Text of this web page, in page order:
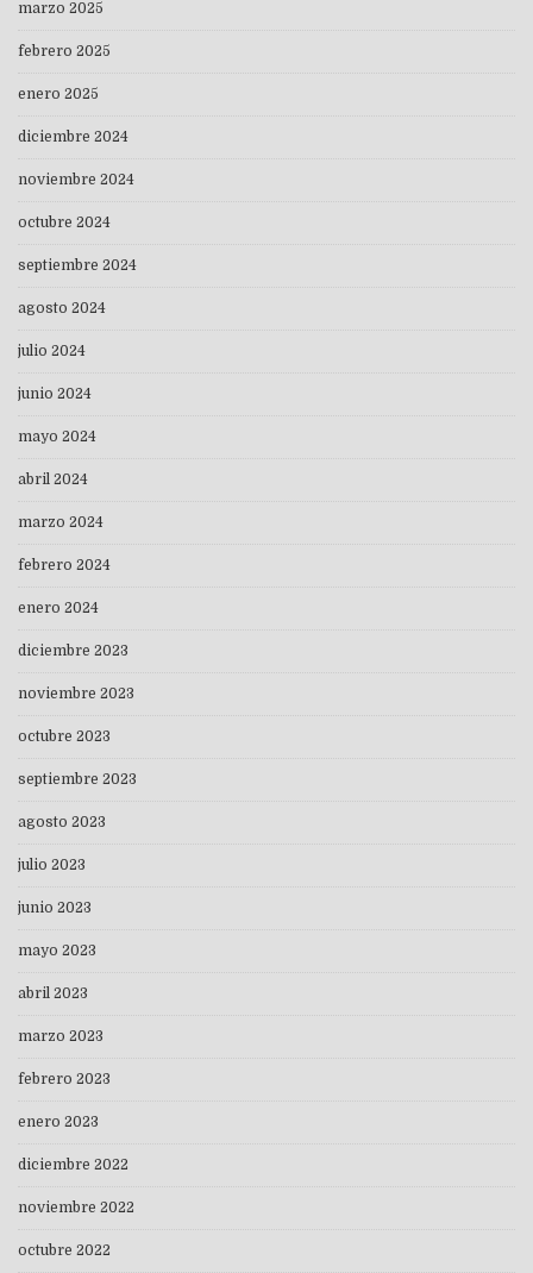
marzo 2025
febrero 2025
enero 2025
diciembre 2024
noviembre 2024
octubre 2024
septiembre 2024
agosto 2024
julio 2024
junio 2024
mayo 2024
abril 2024
marzo 2024
febrero 2024
enero 2024
diciembre 2023
noviembre 2023
octubre 2023
septiembre 2023
agosto 2023
julio 2023
junio 2023
mayo 2023
abril 2023
marzo 2023
febrero 2023
enero 2023
diciembre 2022
noviembre 2022
octubre 2022